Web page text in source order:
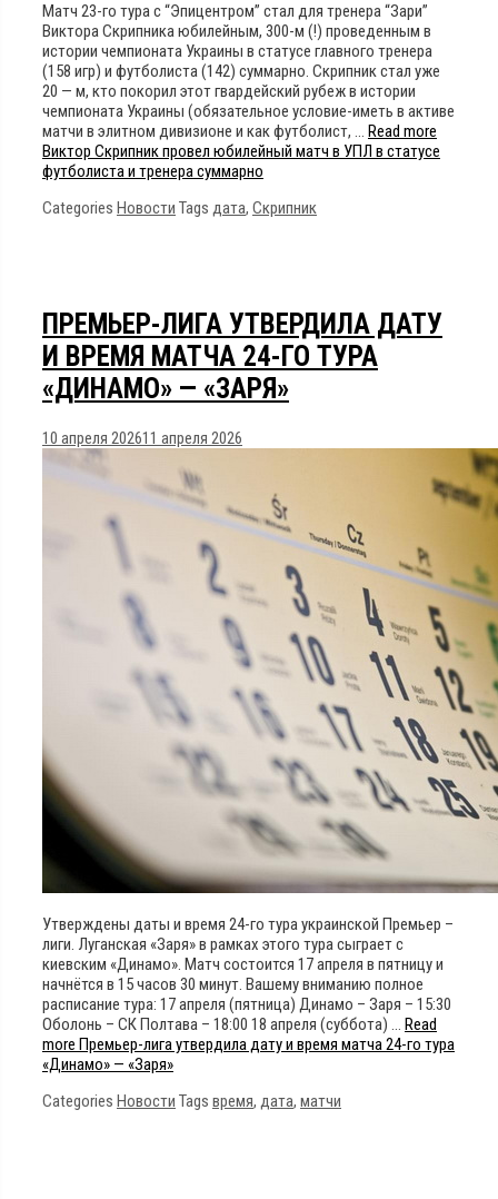
Матч 23-го тура с “Эпицентром” стал для тренера “Зари”
Виктора Скрипника юбилейным, 300-м (!) проведенным в
истории чемпионата Украины в статусе главного тренера
(158 игр) и футболиста (142) суммарно. Скрипник стал уже
20 — м, кто покорил этот гвардейский рубеж в истории
чемпионата Украины (обязательное условие-иметь в активе
матчи в элитном дивизионе и как футболист, … Read more
Виктор Скрипник провел юбилейный матч в УПЛ в статусе
футболиста и тренера суммарно
Categories Новости Tags дата, Скрипник
ПРЕМЬЕР-ЛИГА УТВЕРДИЛА ДАТУ
И ВРЕМЯ МАТЧА 24-ГО ТУРА
«ДИНАМО» — «ЗАРЯ»
10 апреля 202611 апреля 2026
Утверждены даты и время 24-го тура украинской Премьер –
лиги. Луганская «Заря» в рамках этого тура сыграет с
киевским «Динамо». Матч состоится 17 апреля в пятницу и
начнётся в 15 часов 30 минут. Вашему вниманию полное
расписание тура: 17 апреля (пятница) Динамо – Заря – 15:30
Оболонь – СК Полтава – 18:00 18 апреля (суббота) … Read
more Премьер-лига утвердила дату и время матча 24-го тура
«Динамо» — «Заря»
Categories Новости Tags время, дата, матчи